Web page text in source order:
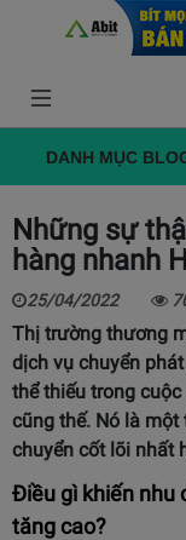
DANH MỤC
Những sự
hàng nhanh
25/04/2022
Thị trường thương
dịch vụ chuyển
thể thiếu trong
cũng thế. Nó là
chuyển cốt lõi nhất
Điều gì khiến nhu
tăng cao?